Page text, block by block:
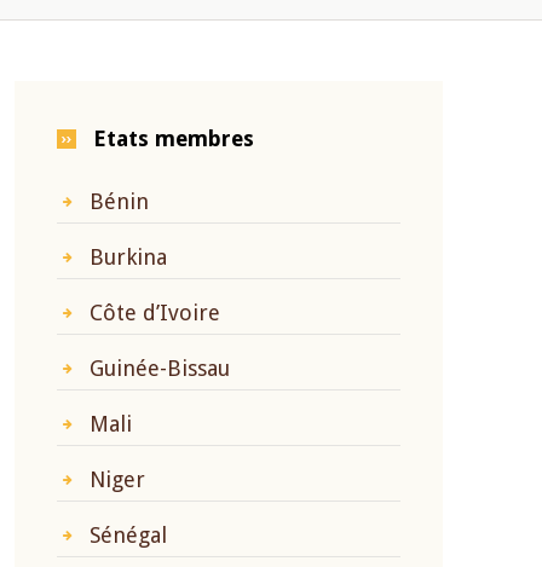
Etats membres
Bénin
Burkina
Côte d’Ivoire
Guinée-Bissau
Mali
Niger
Sénégal